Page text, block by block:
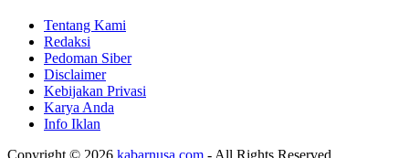
Tentang Kami
Redaksi
Pedoman Siber
Disclaimer
Kebijakan Privasi
Karya Anda
Info Iklan
Copyright © 2026 kabarnusa.com - All Rights Reserved